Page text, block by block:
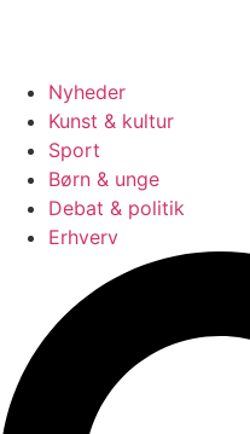
Nyheder
Kunst & kultur
Sport
Børn & unge
Debat & politik
Erhverv